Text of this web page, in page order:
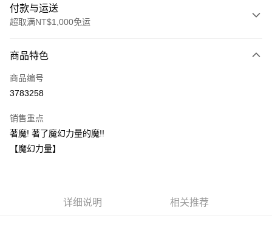
付款与运送
超取满NT$1,000免运
信用卡一次付款
超商取货付款
Apple Pay
悠遊付
商品特色
商品编号
3783258
销售重点
著魔! 著了魔幻力量的魔!!
【魔幻力量】
详细说明 相关推荐